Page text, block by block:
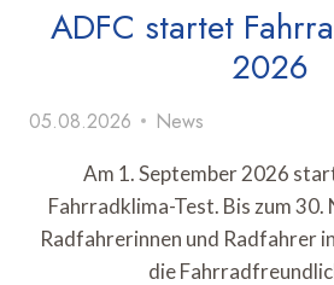
ADFC startet
2026
05.08.2026 News
Am 1. September 2026
Fahrradklima-Test. Bis zum 30.
Radfahrerinnen und Radfahrer
die